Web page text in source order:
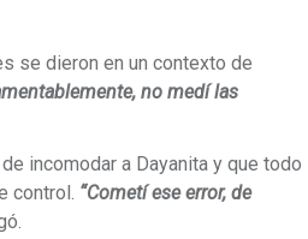
se dieron en un contexto de
no medí las
incomodar a Dayanita y que todo
control. “Cometí ese error, de